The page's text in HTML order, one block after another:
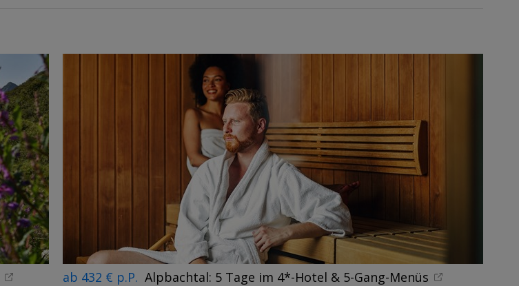
ab 432 € p.P. Alpbachtal: 5 Tage im 4*-Hotel & 5-Gang-Menüs